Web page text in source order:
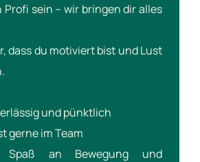
Profi sein – wir bringen dir alles
dass du motiviert bist und Lust
und pünktlich
gerne im Team
an Bewegung und